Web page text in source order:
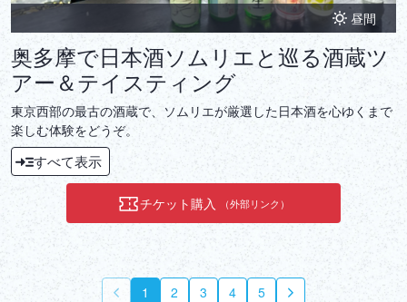
昼間
奥多摩で日本酒ソムリエと巡る酒蔵ツ
アー＆テイスティング
東京西部の最古の酒蔵で、ソムリエが厳選した日本酒を心ゆくまで
楽しむ体験をどうぞ。
すべて表示
チケット購入 （外部リンク）
1 2 3 4 5